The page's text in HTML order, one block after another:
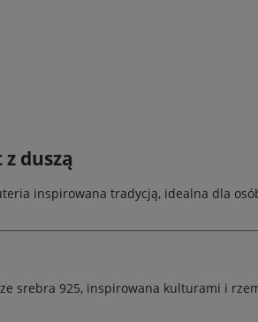
duszą
inspirowana tradycją, idealna dla
srebra 925, inspirowana kulturami i